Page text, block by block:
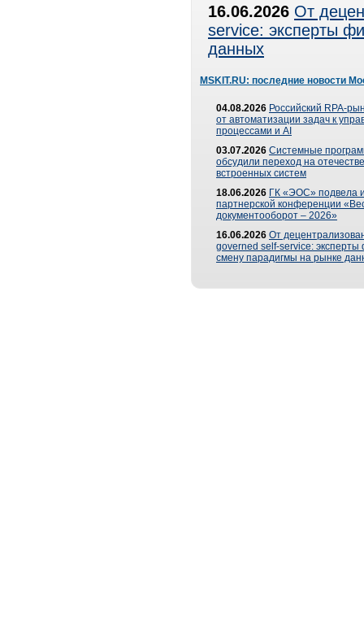
16.06.2026 От
service: эксперты
данных
MSKIT.RU: последние новости
04.08.2026 Российский RPA-
от автоматизации задач к
процессами и AI
03.07.2026 Системные
обсудили переход на
встроенных систем
18.06.2026 ГК «ЭОС» подвела
партнерской конференции
документооборот – 2026»
16.06.2026 От
governed self-service: эксперты
смену парадигмы на рынке